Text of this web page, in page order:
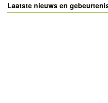
Laatste nieuws en